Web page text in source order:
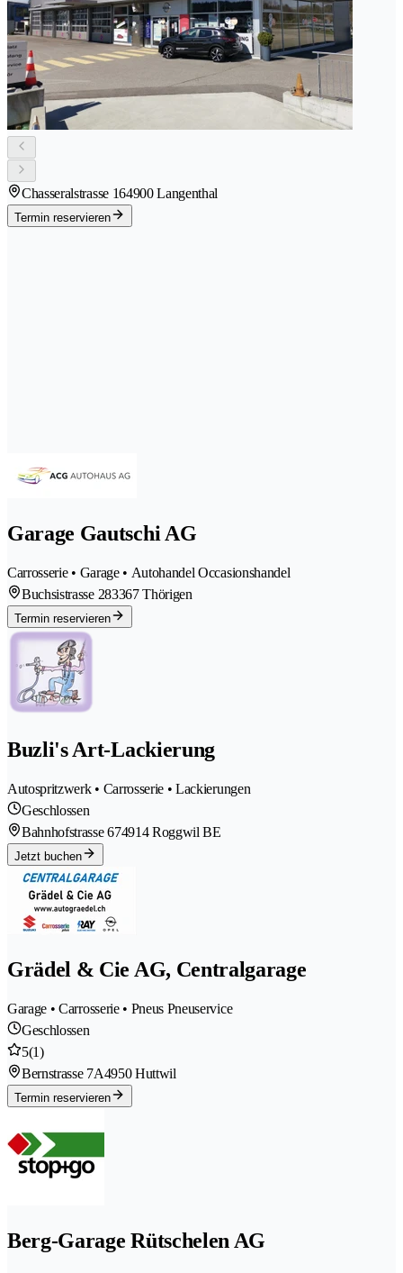
Chasseralstrasse 164900 Langenthal
Termin reservieren
Garage Gautschi AG
Carrosserie • Garage • Autohandel Occasionshandel
Buchsistrasse 283367 Thörigen
Termin reservieren
Buzli's Art-Lackierung
Autospritzwerk • Carrosserie • Lackierungen
Geschlossen
Bahnhofstrasse 674914 Roggwil BE
Jetzt buchen
Grädel & Cie AG, Centralgarage
Garage • Carrosserie • Pneus Pneuservice
Geschlossen
5(1)
Bernstrasse 7A4950 Huttwil
Termin reservieren
Berg-Garage Rütschelen AG